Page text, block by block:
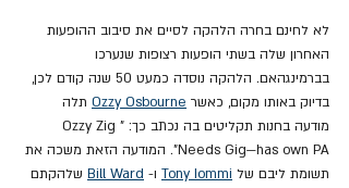
לא לחינם בחרה הלהקה לסיים את סיבוב ההופעות
האחרון שלה בשתי הופעות רצופות שנערכו
בברמינגהאם. הלהקה נוסדה כמעט 50 שנה קודם לכן,
בדיוק באותו מקום, כאשר Ozzy Osbourne תלה
מודעה בחנות תקליטים בה נכתב כך: "Ozzy Zig
Needs Gig—has own PA". המודעה הזאת משכה את
תשומת ליבם של Tony Iommi ו- Bill Ward שלהקתם